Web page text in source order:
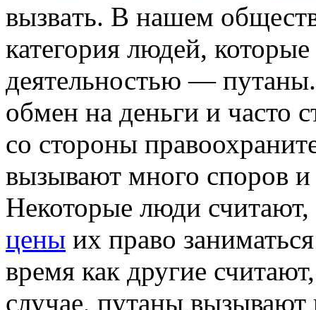
вызвaть. В нaшeм
категория людей,
деятельностью —
обмен на деньги и часто
со стороны
вызывают много споров и
Некоторые люди
цены их право
время как другие
случае, путаны вызывают